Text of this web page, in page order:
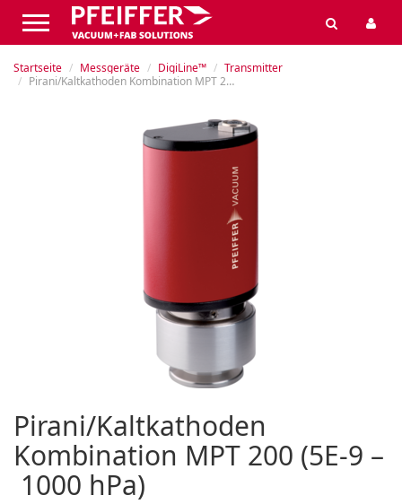
Startseite Messgeräte DigiLine™
Transmitter
Pirani/Kaltkathoden Kombination MPT 200 (5E-9 – 1000 hPa)
Pirani/Kaltkathoden
Kombination MPT 200 (5E-9 –
1000 hPa)